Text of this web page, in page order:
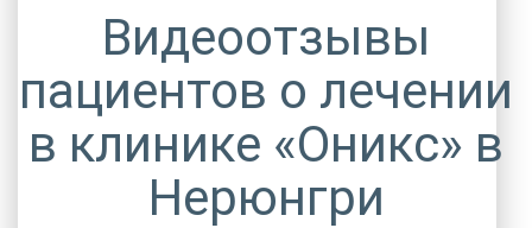
Видеоотзывы
пациентов о лечении
в клинике «Оникс» в
Нерюнгри